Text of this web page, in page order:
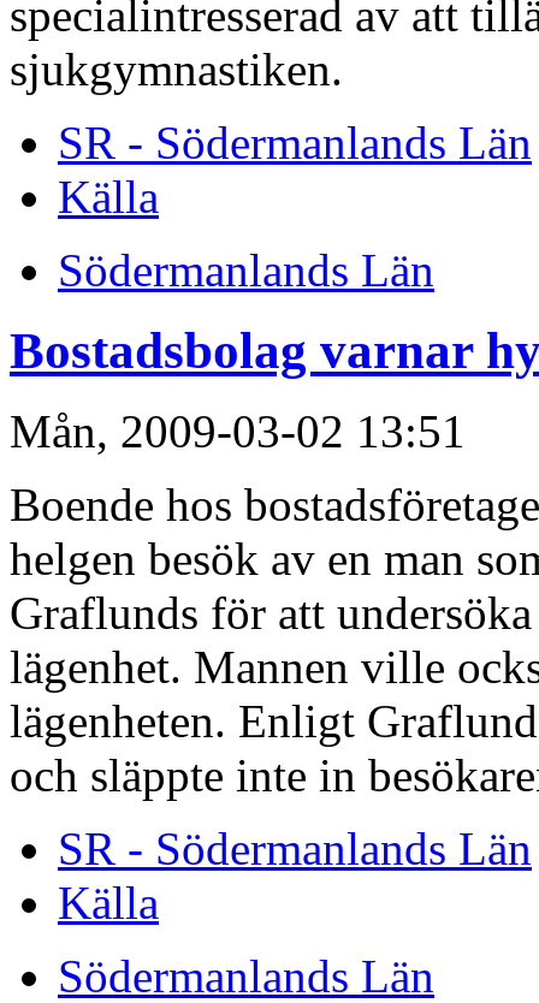
specialintresserad av att
sjukgymnastiken.
SR - Södermanlands Län
Källa
Södermanlands Län
Bostadsbolag varnar
Mån, 2009-03-02 13:51
Boende hos
helgen besök av en man
Graflunds för att
lägenhet. Mannen ville
lägenheten. Enligt
och släppte inte in
SR - Södermanlands Län
Källa
Södermanlands Län